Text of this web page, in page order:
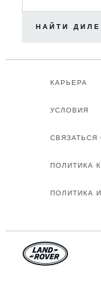
НАЙТИ
КАРЬЕРА
УСЛОВИЯ
СВЯЗАТЬСЯ
ПОЛИТИКА
ПОЛИТИКА